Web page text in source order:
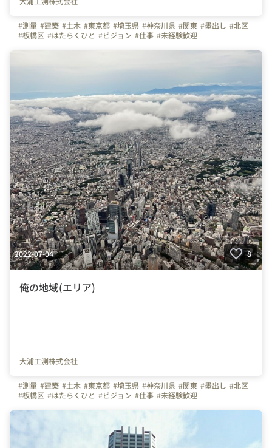
#測量 #建築 #土木 #東京都 #埼玉県 #神奈川県 #関東 #墨出し #北区
#板橋区 #はたらくひと #ビジョン #仕事 #未経験歓迎
2022-07-04 8
俺の地域(エリア)
大浦工測株式会社
#測量 #建築 #土木 #東京都 #埼玉県 #神奈川県 #関東 #墨出し #北区
#板橋区 #はたらくひと #ビジョン #仕事 #未経験歓迎
#銀座